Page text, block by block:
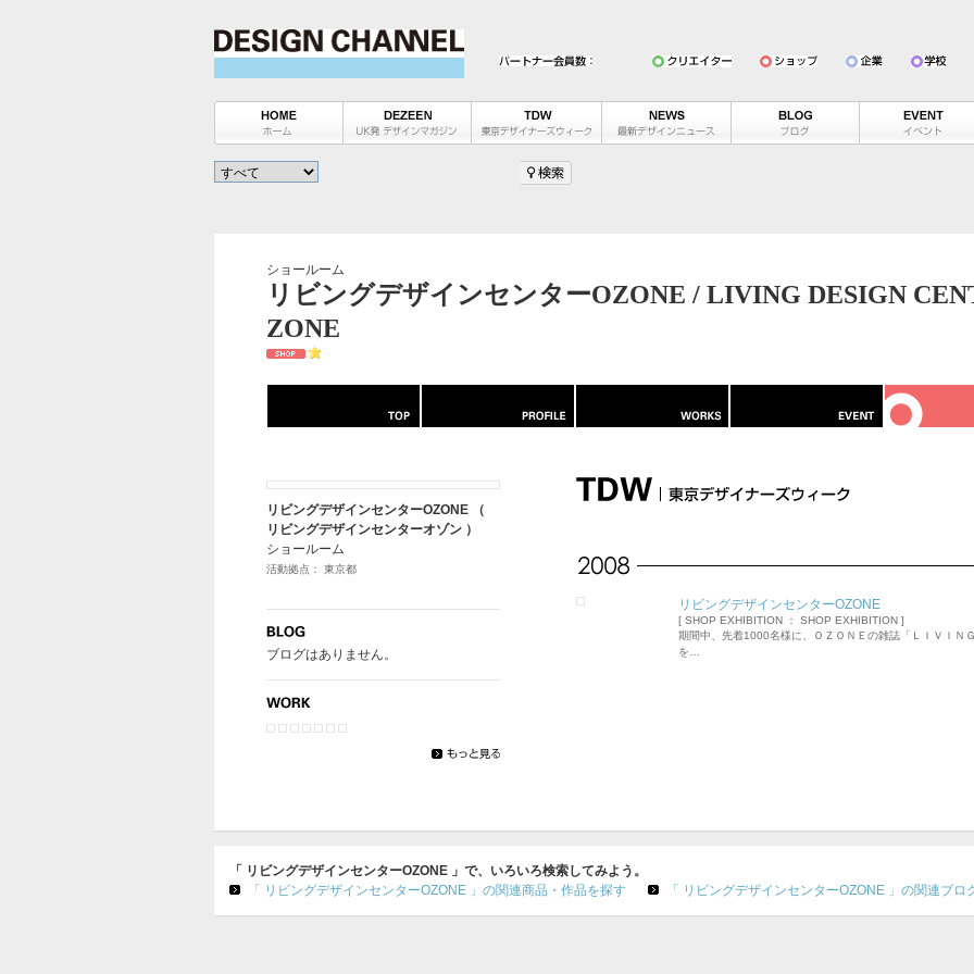
ショールーム
リビングデザインセンターOZONE / LIVING DESIGN
ZONE
リビングデザインセンターOZONE
[ SHOP EXHIBITION ： SHOP EXHIBITION ]
期間中、先着1000名様に、ＯＺＯＮＥの雑誌「ＬＩＶＩＮ
を…
リビングデザインセンターOZONE （
リビングデザインセンターオゾン ）
ショールーム
活動拠点： 東京都
ブログはありません。
「 リビングデザインセンターOZONE 」で、いろいろ検索してみよう。
「 リビングデザインセンターOZONE 」の関連商品・作品を探す
「 リビングデザインセンターOZONE 」の関連ブロ